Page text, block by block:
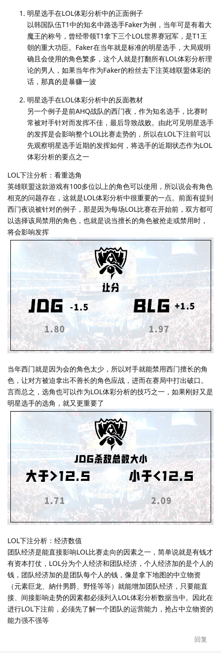
明星选手在LOL体彩分析中的正面例子
以韩国队伍T1中的知名中路选手Faker为例，当年可是有着大
魔王的称号，曾经带领T1拿下三个LOL世界赛冠军，是T1王
朝的重大功臣。Faker在当年就是标准的明星选手，大局观明
确且会使用的角色繁多，这个人就是打翻所有LOL体彩分析理
论的男人，如果当年作为Faker的粉丝去下注英雄联盟体彩的
话，那真的是暴赚一波
明星选手在LOL体彩分析中的反面教材
另一个例子是前AHQ战队的西门夜，作为知名选手，比赛时
常被对手针对而发挥不佳，最后导致战败。由此可见明星选手
的发挥是会影响整个LOL比赛走势的，所以在LOL下注前可以
先观察明星选手近期的发挥如何，将选手的近期状态作为LOL
体彩分析的要点之一
LOL下注分析：看重选角
英雄联盟这款游戏有100多位以上的角色可以使用，所以说会有角色
相克的问题存在，这就是LOL体彩分析中很重要的一点。前面有提到
西门夜说被针对的例子，那是因为每场LOL比赛在开始前，双方都可
以选择该局禁用的角色，也就是说当擅长的角色被抢走或禁用时，
将会影响发挥
当年西门就是因为会的角色太少，所以对手就能禁用西门擅长的角
色，让对方被迫拿出不善长的角色应战，进而在赛局中打出破口。
言而总之，选角也可以作为LOL体彩分析的技巧之一，如果刚好又是
明星选手的选角，就又更重要了
LOL下注分析：经济数值
团队经济是能直接影响LOL比赛走向的因素之一，简单说就是有钱才
有资本打仗，LOL分为个人经济和团队经济，个人经济加的是个人的
钱，团队经济加的是团队每个人的钱，像是拿下地图的中立物资
（元素巨龙、納什男爵、野怪等等）就能增加团队经济，只要能直
接、间接影响走势的因素都必须列入LOL体彩分析数据当中。因此在
进行LOL下注前，必须先了解一个团队的运营能力，抢占中立物资的
能力强不强等
回复